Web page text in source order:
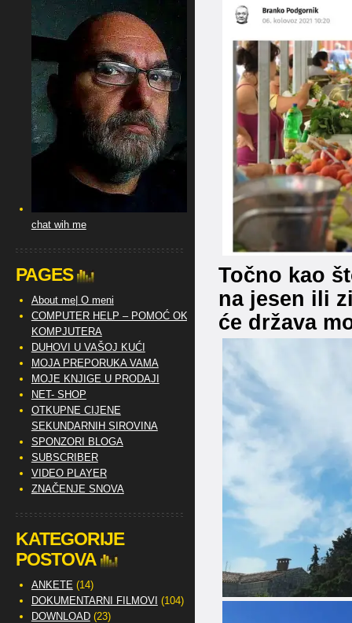
Točno kao
na jesen ili
će država
chat wih me
PAGES
About me| O meni
COMPUTER HELP – POMOĆ OKO
KOMPJUTERA
DUHOVI U VAŠOJ KUĆI
MOJA PREPORUKA VAMA
MOJE KNJIGE U PRODAJI
NET- SHOP
OTKUPNE CIJENE
SEKUNDARNIH SIROVINA
SPONZORI BLOGA
SUBSCRIBER
VIDEO PLAYER
ZNAČENJE SNOVA
KATEGORIJE
POSTOVA
ANKETE (14)
DOKUMENTARNI FILMOVI (104)
DOWNLOAD(23)